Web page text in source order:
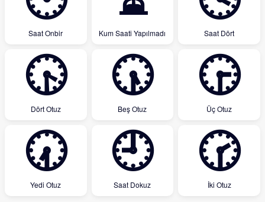
Saat Onbir Kum Saati Yapılmadı Saat Dört
🕟
Dört Otuz
🕠
Beş Otuz
🕞
Üç Otuz
🕢
Yedi Otuz
🕘
Saat Dokuz
🕝
İki Otuz